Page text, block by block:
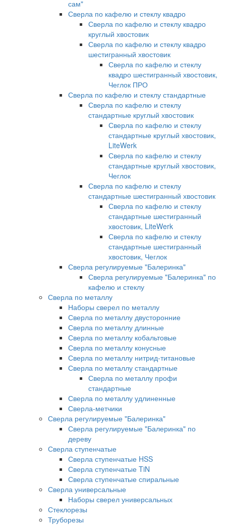
сам"
Сверла по кафелю и стеклу квадро
Сверла по кафелю и стеклу квадро
круглый хвостовик
Сверла по кафелю и стеклу квадро
шестигранный хвостовик
Сверла по кафелю и стеклу
квадро шестигранный хвостовик,
Чеглок ПРО
Сверла по кафелю и стеклу стандартные
Сверла по кафелю и стеклу
стандартные круглый хвостовик
Сверла по кафелю и стеклу
стандартные круглый хвостовик,
LiteWerk
Сверла по кафелю и стеклу
стандартные круглый хвостовик,
Чеглок
Сверла по кафелю и стеклу
стандартные шестигранный хвостовик
Сверла по кафелю и стеклу
стандартные шестигранный
хвостовик, LiteWerk
Сверла по кафелю и стеклу
стандартные шестигранный
хвостовик, Чеглок
Сверла регулируемые "Балеринка"
Сверла регулируемые "Балеринка" по
кафелю и стеклу
Сверла по металлу
Наборы сверел по металлу
Сверла по металлу двусторонние
Сверла по металлу длинные
Сверла по металлу кобальтовые
Сверла по металлу конусные
Сверла по металлу нитрид-титановые
Сверла по металлу стандартные
Сверла по металлу профи
стандартные
Сверла по металлу удлиненные
Сверла-метчики
Сверла регулируемые "Балеринка"
Сверла регулируемые "Балеринка" по
дереву
Сверла ступенчатые
Сверла ступенчатые HSS
Сверла ступенчатые TiN
Сверла ступенчатые спиральные
Сверла универсальные
Наборы сверел универсальных
Стеклорезы
Труборезы